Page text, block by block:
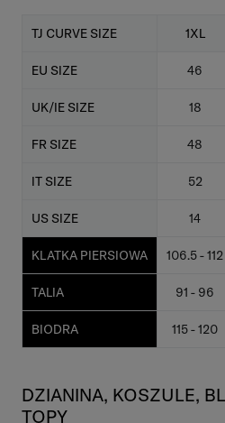
TJ CURVE SIZE 1XL
EU SIZE 46
UK/IE SIZE 18
FR SIZE 48
IT SIZE 52
US SIZE 14
KLATKA PIERSIOWA 106.5 - 112
TALIA 91 - 96
BIODRA 115 - 120
DZIANINA, KOSZULE,
TOPY